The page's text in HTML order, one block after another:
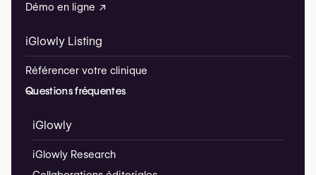
Démo en ligne ↗
iGlowly Listing
Référencer votre clinique
Questions fréquentes
iGlowly
iGlowly Research